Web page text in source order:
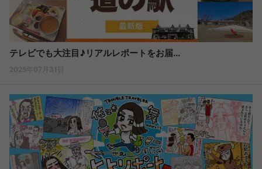
テレビでも大注目♪リアルレポートをお届...
2025年07月31日